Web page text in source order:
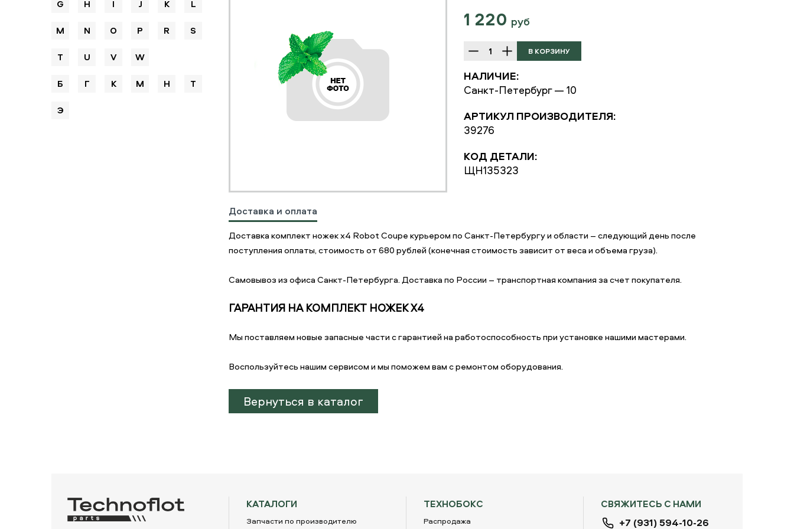
G H I J K L
M N O P R S
T U V W
Б Г К М Н Т
Э
1 220 руб
НАЛИЧИЕ:
Санкт-Петербург — 10
АРТИКУЛ ПРОИЗВОДИТЕЛЯ:
39276
КОД ДЕТАЛИ:
ЩН135323
Доставка и оплата
Доставка комплект ножек х4 Robot Coupe курьером по Санкт-Петербургу и области – следующий день после
поступления оплаты, стоимость от 680 рублей (конечная стоимость зависит от веса и объема груза).
Самовывоз из офиса Санкт-Петербурга. Доставка по России – транспортная компания за счет покупателя.
ГАРАНТИЯ НА КОМПЛЕКТ НОЖЕК Х4
Мы поставляем новые запасные части с гарантией на работоспособность при установке нашими мастерами.
Воспользуйтесь нашим сервисом и мы поможем вам с ремонтом оборудования.
Вернуться в каталог
СВЯЖИТЕСЬ С НАМИ
+7 (931) 594-10-26
ТЕХНОБОКС
Распродажа
КАТАЛОГИ
Запчасти по производителю